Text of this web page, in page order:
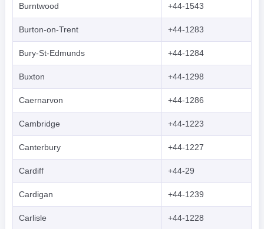
Burntwood +44-1543
Burton-on-Trent +44-1283
Bury-St-Edmunds +44-1284
Buxton +44-1298
Caernarvon +44-1286
Cambridge +44-1223
Canterbury +44-1227
Cardiff +44-29
Cardigan +44-1239
Carlisle +44-1228